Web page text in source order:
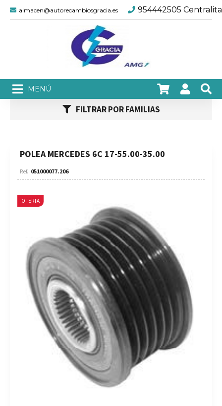
almacen@autorecambiosgracia.es 954442505 Centralita
FILTRAR POR FAMILIAS
POLEA MERCEDES 6C 17-55.00-35.00
051000077.206
OFERTA